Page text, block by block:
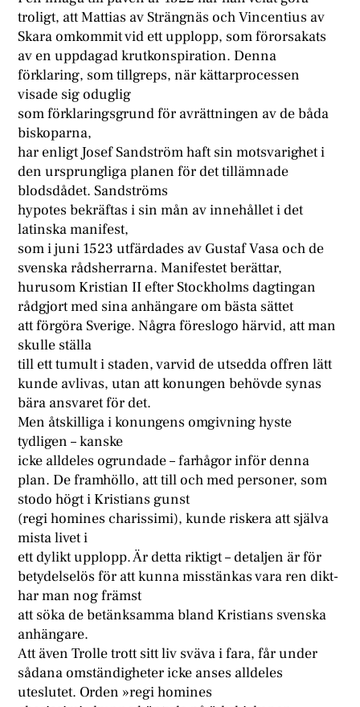
troligt, att Mattias av Strängnäs och Vincentius av
Skara omkommit vid ett upplopp, som förorsakats
av en uppdagad krutkonspiration. Denna
förklaring, som tillgreps, när kättarprocessen
visade sig oduglig
som förklaringsgrund för avrättningen av de båda
biskoparna,
har enligt Josef Sandström haft sin motsvarighet i
den ursprungliga planen för det tillämnade
blodsdådet. Sandströms
hypotes bekräftas i sin mån av innehållet i det
latinska manifest,
som i juni 1523 utfärdades av Gustaf Vasa och de
svenska rådsherrarna. Manifestet berättar,
hurusom Kristian II efter Stockholms dagtingan
rådgjort med sina anhängare om bästa sättet
att förgöra Sverige. Några föreslogo härvid, att man
skulle ställa
till ett tumult i staden, varvid de utsedda offren lätt
kunde avlivas, utan att konungen behövde synas
bära ansvaret för det.
Men åtskilliga i konungens omgivning hyste
tydligen – kanske
icke alldeles ogrundade – farhågor inför denna
plan. De framhöllo, att till och med personer, som
stodo högt i Kristians gunst
(regi homines charissimi), kunde riskera att själva
mista livet i
ett dylikt upplopp. Är detta riktigt – detaljen är för
betydelselös för att kunna misstänkas vara ren dikt-
har man nog främst
att söka de betänksamma bland Kristians svenska
anhängare.
Att även Trolle trott sitt liv sväva i fara, får under
sådana omständigheter icke anses alldeles
uteslutet. Orden »regi homines